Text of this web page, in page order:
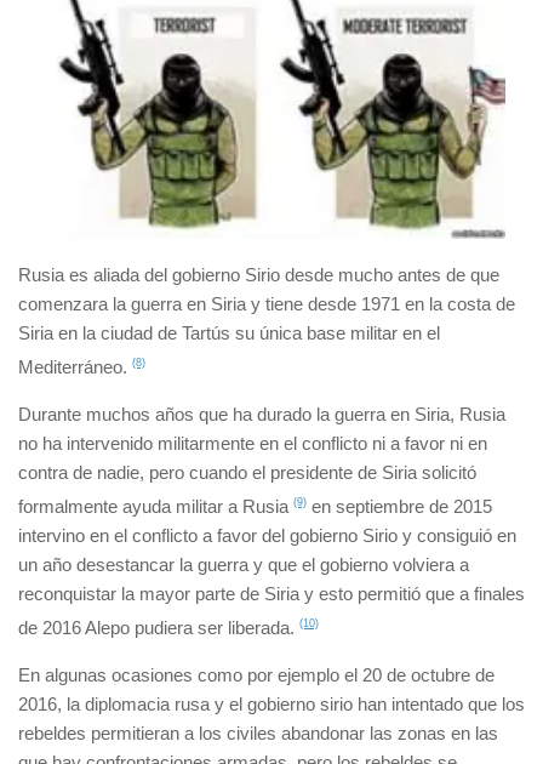
Rusia es aliada del gobierno Sirio desde mucho antes de que
comenzara la guerra en Siria y tiene desde 1971 en la costa de
Siria en la ciudad de Tartús su única base militar en el
Mediterráneo. (8)
Durante muchos años que ha durado la guerra en Siria, Rusia
no ha intervenido militarmente en el conflicto ni a favor ni en
contra de nadie, pero cuando el presidente de Siria solicitó
formalmente ayuda militar a Rusia (9) en septiembre de 2015
intervino en el conflicto a favor del gobierno Sirio y consiguió en
un año desestancar la guerra y que el gobierno volviera a
reconquistar la mayor parte de Siria y esto permitió que a finales
de 2016 Alepo pudiera ser liberada. (10)
En algunas ocasiones como por ejemplo el 20 de octubre de
2016, la diplomacia rusa y el gobierno sirio han intentado que los
rebeldes permitieran a los civiles abandonar las zonas en las